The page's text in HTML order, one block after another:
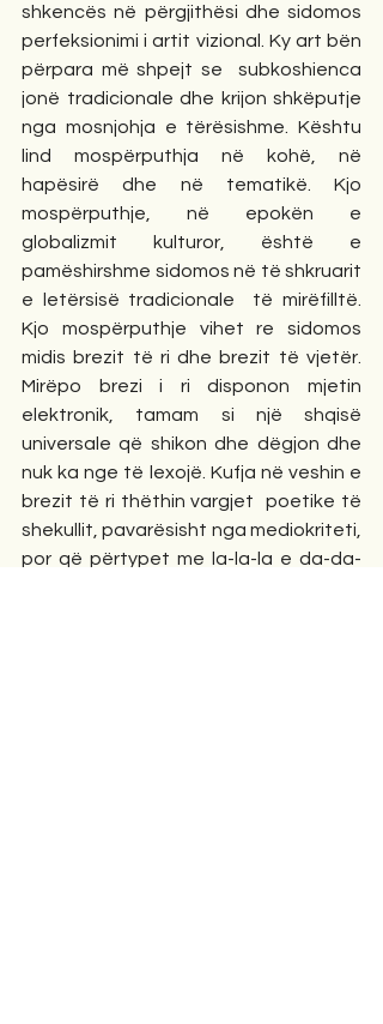
shkencës në përgjithësi dhe sidomos
perfeksionimi i artit vizional. Ky art bën
përpara më shpejt se  subkoshienca
jonë tradicionale dhe krijon shkëputje
nga mosnjohja e tërësishme. Kështu
lind mospërputhja në kohë, në
hapësirë dhe në tematikë. Kjo
mospërputhje, në epokën e
globalizmit kulturor, është e
pamëshirshme sidomos në të shkruarit
e letërsisë tradicionale  të mirëfilltë.
Kjo mospërputhje vihet re sidomos
midis brezit të ri dhe brezit të vjetër.
Mirëpo brezi i ri disponon mjetin
elektronik, tamam si një shqisë
universale që shikon dhe dëgjon dhe
nuk ka nge të lexojë. Kufja në veshin e
brezit të ri thëthin vargjet  poetike të
shekullit, pavarësisht nga mediokriteti,
por që përtypet me la-la-la e da-da-